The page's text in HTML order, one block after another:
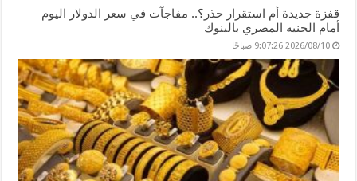
قفزة جديدة أم استقرار حذر؟.. مفاجآت في سعر الدولار اليوم
أمام الجنيه المصري بالبنوك
2026/08/10 9:07:26 صباحًا